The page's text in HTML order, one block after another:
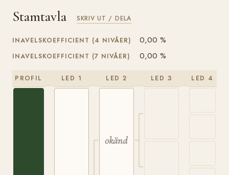
Stamtavla SKRIV UT / DELA
INAVELSKOEFFICIENT (4 NIVÅER) 0,00 %
INAVELSKOEFFICIENT (7 NIVÅER) 0,00 %
PROFIL LED 1 LED 2
okänd
LED 3 LED 4